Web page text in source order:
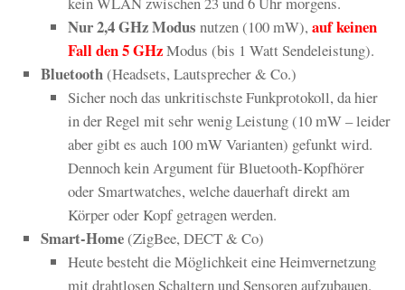
Nur 2,4 GHz Modus nutzen (100 mW), auf keinen
Fall den 5GHzModus (bis 1 Watt Sendeleistung).
Bluetooth(Headsets, Lautsprecher & Co.)
Sicher noch das unkritischste Funkprotokoll, da hier
in der Regel mit sehr wenig Leistung (10 mW – leider
aber gibt es auch 100 mW Varianten) gefunkt wird.
Dennoch kein Argument für Bluetooth-Kopfhörer
oder Smartwatches, welche dauerhaft direkt am
Körper oder Kopf getragen werden.
Smart-Home(ZigBee, DECT & Co)
Heute besteht die Möglichkeit eine Heimvernetzung
mit drahtlosen Schaltern und Sensoren aufzubauen.